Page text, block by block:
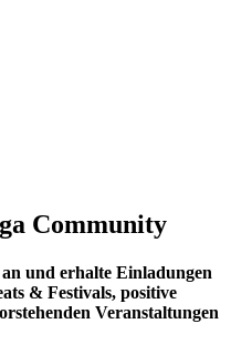
Community
und erhalte Einladungen
& Festivals, positive
Veranstaltungen